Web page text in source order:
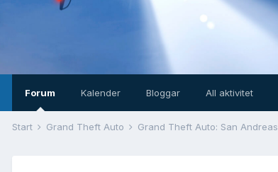
Forum Kalender Bloggar All aktivitet
Start Grand Theft Auto Grand Theft Auto: San Andreas